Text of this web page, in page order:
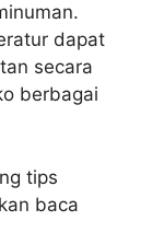
dapat
secara
berbagai
tips
baca